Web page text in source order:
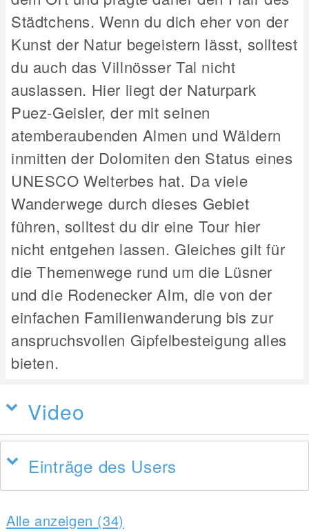
Städtchens. Wenn du dich eher von der
Kunst der Natur begeistern lässt, solltest
du auch das Villnösser Tal nicht
auslassen. Hier liegt der Naturpark
Puez-Geisler, der mit seinen
atemberaubenden Almen und Wäldern
inmitten der Dolomiten den Status eines
UNESCO Welterbes hat. Da viele
Wanderwege durch dieses Gebiet
führen, solltest du dir eine Tour hier
nicht entgehen lassen. Gleiches gilt für
die Themenwege rund um die Lüsner
und die Rodenecker Alm, die von der
einfachen Familienwanderung bis zur
anspruchsvollen Gipfelbesteigung alles
bieten.
Video
Einträge des Users
Alle anzeigen (34)